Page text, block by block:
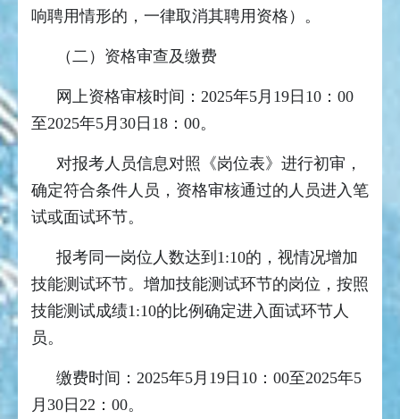
响聘用情形的，一律取消其聘用资格）。
（二）资格审查及缴费
网上资格审核时间：2025年5月19日10：00
至2025年5月30日18：00。
对报考人员信息对照《岗位表》进行初审，
确定符合条件人员，资格审核通过的人员进入笔
试或面试环节。
报考同一岗位人数达到1:10的，视情况增加
技能测试环节。增加技能测试环节的岗位，按照
技能测试成绩1:10的比例确定进入面试环节人
员。
缴费时间：2025年5月19日10：00至2025年5
月30日22：00。